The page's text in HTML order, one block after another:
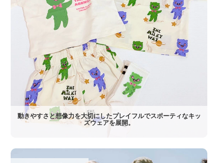
動きやすさと想像力を大切にしたプレイフルでスポーティなキッ
ズウェアを展開。